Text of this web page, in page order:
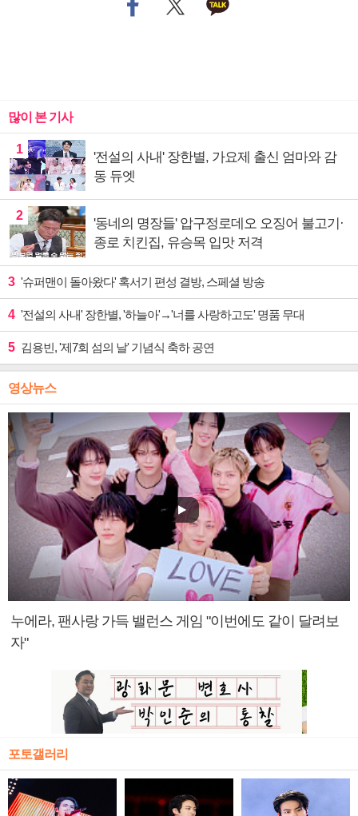
많이 본 기사
1
'전설의 사내' 장한별, 가요제 출신 엄마와 감
동 듀엣
2
'동네의 명장들' 압구정로데오 오징어 불고기·
종로 치킨집, 유승목 입맛 저격
3 '슈퍼맨이 돌아왔다' 혹서기 편성 결방, 스페셜 방송
4 '전설의 사내' 장한별, '하늘아'→'너를 사랑하고도' 명품 무대
5 김용빈, '제7회 섬의 날' 기념식 축하 공연
영상뉴스
누에라, 팬사랑 가득 밸런스 게임 "이번에도 같이 달려보
자"
포토갤러리